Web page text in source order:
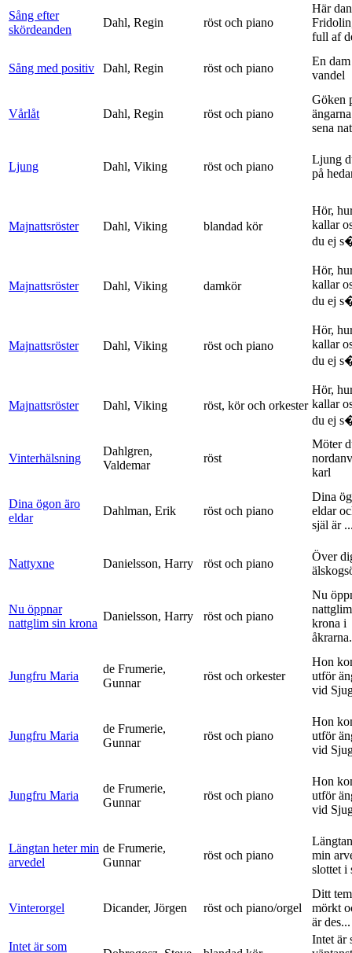
Sång efter
skördeanden
Dahl, Regin röst och piano
Här
full af
Sång med positiv Dahl, Regin röst och piano
En
vandel
Vårlåt Dahl, Regin röst och piano
Göken
sena
Ljung Dahl, Viking röst och piano
Ljung
på
Majnattsröster Dahl, Viking blandad kör
Hör,
kallar
du ej
Majnattsröster Dahl, Viking damkör
Hör,
kallar
du ej
Majnattsröster Dahl, Viking röst och piano
Hör,
kallar
du ej
Majnattsröster Dahl, Viking röst, kör och orkester
Hör,
kallar
du ej
Vinterhälsning
Dahlgren,
Valdemar
röst
Möter
karl
Dina ögon äro
eldar
Dahlman, Erik röst och piano
Dina
eldar
själ är
Nattyxne Danielsson, Harry röst och piano
Över
Nu öppnar
nattglim sin krona
Danielsson, Harry röst och piano
Nu
krona i
Jungfru Maria
de Frumerie,
Gunnar
röst och orkester
Hon
utför
vid
Jungfru Maria
de Frumerie,
Gunnar
röst och piano
Hon
utför
vid
Jungfru Maria
de Frumerie,
Gunnar
röst och piano
Hon
utför
vid
Längtan heter min
arvedel
de Frumerie,
Gunnar
röst och piano
min
slottet i
Vinterorgel Dicander, Jörgen röst och piano/orgel
Ditt
mörkt
är des...
Intet är som
Intet är